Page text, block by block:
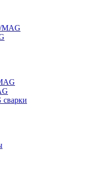
MAG
сварки